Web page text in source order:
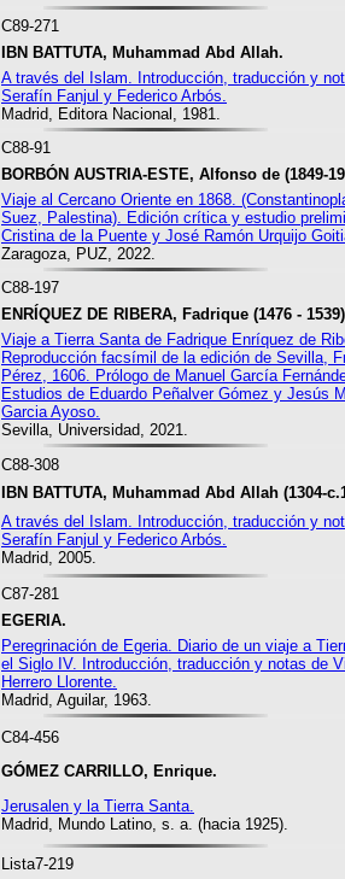
C89-271
IBN BATTUTA, Muhammad Abd Allah.
A través del Islam. Introducción, traducción y
Serafín Fanjul y Federico Arbós.
Madrid, Editora Nacional, 1981.
C88-91
BORBÓN AUSTRIA-ESTE, Alfonso de (1849-
Viaje al Cercano Oriente en 1868.
Suez, Palestina). Edición crítica y estudio
Cristina de la Puente y José Ramón Urquijo
Zaragoza, PUZ, 2022.
C88-197
ENRÍQUEZ DE RIBERA, Fadrique (1476 -
Viaje a Tierra Santa de Fadrique Enríquez de
Reproducción facsímil de la edición de Sevilla,
Pérez, 1606. Prólogo de Manuel García
Estudios de Eduardo Peñalver Gómez y Jesús
Garcia Ayoso.
Sevilla, Universidad, 2021.
C88-308
IBN BATTUTA, Muhammad Abd Allah (1304-
A través del Islam. Introducción, traducción y
Serafín Fanjul y Federico Arbós.
Madrid, 2005.
C87-281
EGERIA.
Peregrinación de Egeria. Diario de un viaje a
el Siglo IV. Introducción, traducción y notas de
Herrero Llorente.
Madrid, Aguilar, 1963.
C84-456
GÓMEZ CARRILLO, Enrique.
Jerusalen y la Tierra Santa.
Madrid, Mundo Latino, s. a. (hacia 1925).
Lista7-219